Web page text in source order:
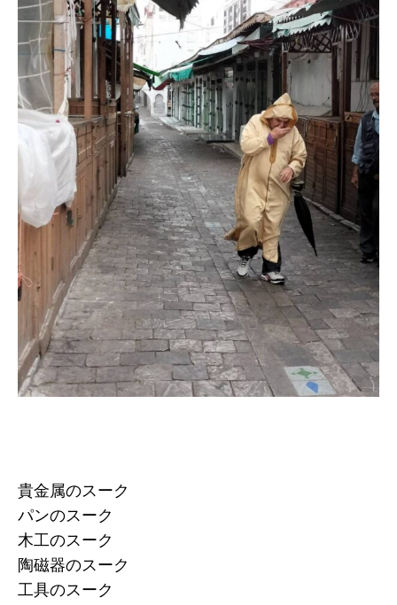
貴金属のスーク
パンのスーク
木工のスーク
陶磁器のスーク
工具のスーク